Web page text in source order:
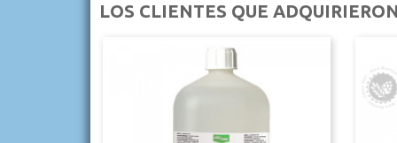
LOS CLIENTES QUE